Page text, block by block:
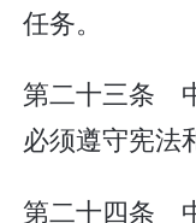
任务。
第二十三条
必须遵守宪法
第二十四条